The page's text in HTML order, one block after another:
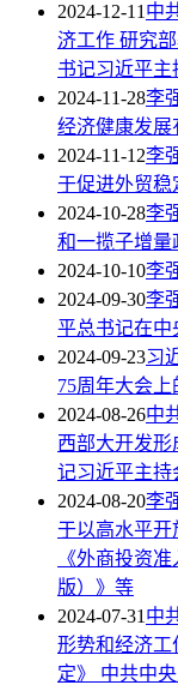
2024-12-11中
济工作 研究
书记习近平主
2024-11-28李
经济健康发展
2024-11-12李
于促进外贸稳
2024-10-28李
和一揽子增量
2024-10-10李
2024-09-30李
平总书记在中
2024-09-23习
75周年大会上
2024-08-26中
西部大开发
记习近平主持
2024-08-20李
于以高水平开
《外商投资
版）》等
2024-07-31中
形势和经济工
定》 中共中